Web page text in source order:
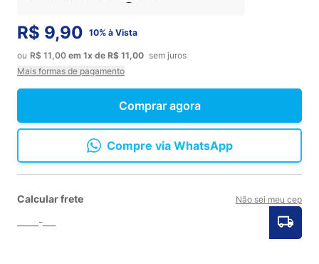
Comprar agora
R$ 9,90 10% à Vista
ou R$ 11,00 em 1x de R$ 11,00 sem juros
Mais formas de pagamento
Compre via WhatsApp
Calcular frete Não sei meu cep